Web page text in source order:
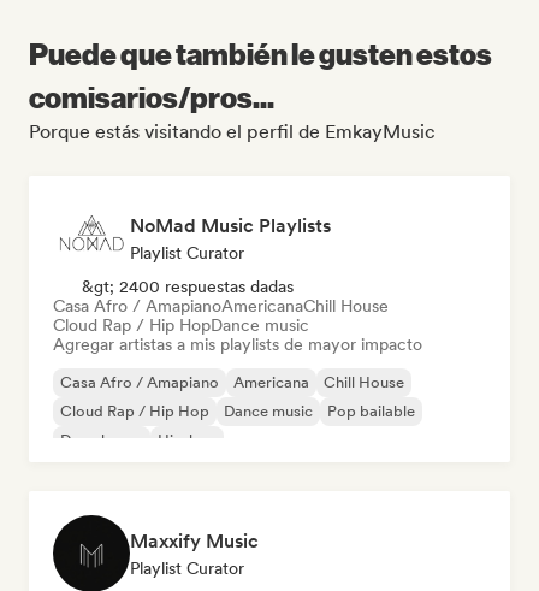
Puede que también le gusten estos
comisarios/pros...
Porque estás visitando el perfil de EmkayMusic
NoMad Music Playlists
Playlist Curator
&gt; 2400 respuestas dadas
Casa Afro / AmapianoAmericanaChill House
Cloud Rap / Hip HopDance music
Agregar artistas a mis playlists de mayor impacto
Casa Afro / Amapiano Americana
Chill House
Cloud Rap / Hip Hop
Dance music
Pop bailable
Deep house
Hip-hop
Maxxify Music
Playlist Curator